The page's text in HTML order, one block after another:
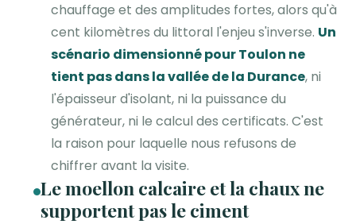
chauffage et des amplitudes fortes, alors qu'à
cent kilomètres du littoral l'enjeu s'inverse. Un
scénario dimensionné pour Toulon ne
tient pas dans la vallée de la Durance, ni
l'épaisseur d'isolant, ni la puissance du
générateur, ni le calcul des certificats. C'est
la raison pour laquelle nous refusons de
chiffrer avant la visite.
Le moellon calcaire et la chaux ne
supportent pas le ciment